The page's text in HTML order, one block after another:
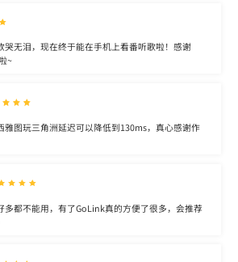
哭无泪，现在终于能在手机上看番听歌啦！感谢
~
雅图玩三角洲延迟可以降低到130ms，真心感谢作
多都不能用，有了GoLink真的方便了很多，会推荐